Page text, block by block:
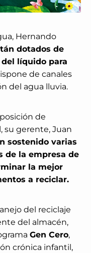
Hernando
dotados de
líquido para
de canales
del agua lluvia.
de
su gerente, Juan
sostenido varias
de la empresa de
la mejor
a reciclar.
del reciclaje
del almacén,
Gen Cero,
crónica infantil,